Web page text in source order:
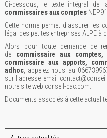
Ci-dessous, le texte intégral de
commissaires aux comptes
Cette norme permet d'assurer les
légal des petites entreprises ALPE à
Alors pour toute demande de
de commissaire aux
commissaire aux apports,
adhoc , appelez nous au
sur l'adresse email
notre site web conseil-cac.com.
Documents associés à cette